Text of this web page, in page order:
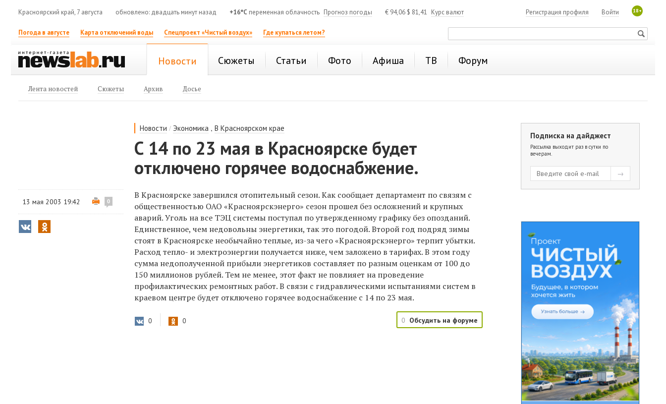
Красноярский край, 7 августа обновлено: двадцать минут назад +16°C переменная облачность Прогноз погоды € 94,06 $ 81,41 Курс валют 18+
Войти
Регистрация профиля
Погода в августе Карта отключений воды Спецпроект «Чистый воздух» Где купаться летом?
Новости Сюжеты Статьи Фото Афиша ТВ Форум
Лента новостей Сюжеты Архив Досье
Новости / Экономика ,В Красноярском крае
С 14 по 23 мая в Красноярске будет
отключено горячее водоснабжение.
13 мая 2003 19:42 0
В Красноярске завершился отопительный сезон. Как сообщает департамент по связям с
общественностью ОАО «Красноярскэнерго» сезон прошел без осложнений и крупных
аварий. Уголь на все ТЭЦ системы поступал по утвержденному графику без опозданий.
Единственное, чем недовольны энергетики, так это погодой. Второй год подряд зимы
стоят в Красноярске необычайно теплые, из-за чего «Красноярскэнерго» терпит убытки.
Расход тепло- и электроэнергии получается ниже, чем заложено в тарифах. В этом году
сумма недополученной прибыли энергетиков составляет по разным оценкам от 100 до
150 миллионов рублей. Тем не менее, этот факт не повлияет на проведение
профилактических ремонтных работ. В связи с гидравлическими испытаниями систем в
краевом центре будет отключено горячее водоснабжение с 14 по 23 мая.
0 0 0 Обсудить на форуме
Подписка на дайджест
Рассылка выходит раз в сутки по
вечерам.